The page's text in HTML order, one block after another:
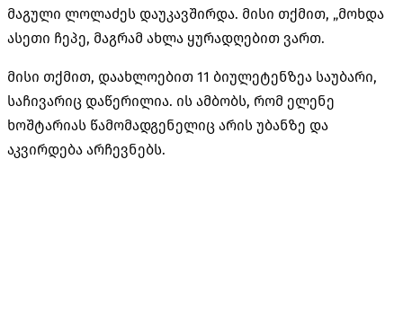
მაგული ლოლაძეს დაუკავშირდა. მისი თქმით, „მოხდა
ასეთი ჩეპე, მაგრამ ახლა ყურადღებით ვართ.
მისი თქმით, დაახლოებით 11 ბიულეტენზეა საუბარი,
საჩივარიც დაწერილია. ის ამბობს, რომ ელენე
ხოშტარიას წამომადგენელიც არის უბანზე და
აკვირდება არჩევნებს.